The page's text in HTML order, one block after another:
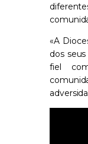
«A
dos
fiel